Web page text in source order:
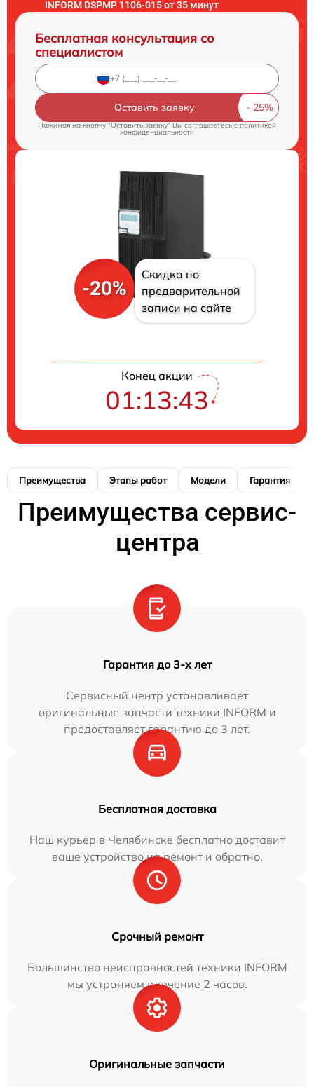
INFORM DSPMP 1106-015 от 35 минут
Бесплатная консультация со
специалистом
Оставить заявку
Нажимая на кнопку "Оставить заявку" Вы соглашаетесь cполитикой
конфиденциальности
-20%
Скидка по
предварительной
записи на сайте
Конец акции
01:13:42
Преимущества Этапы работ Модели Гарантия
Преимущества сервис-
центра
Гарантия до 3-х лет
Сервисный центр устанавливает
оригинальные запчасти техники INFORM и
предоставляет гарантию до 3 лет.
Бесплатная доставка
Наш курьер в Челябинске бесплатно доставит
ваше устройство на ремонт и обратно.
Срочный ремонт
Большинство неисправностей техники INFORM
мы устраняем в течение 2 часов.
Оригинальные запчасти